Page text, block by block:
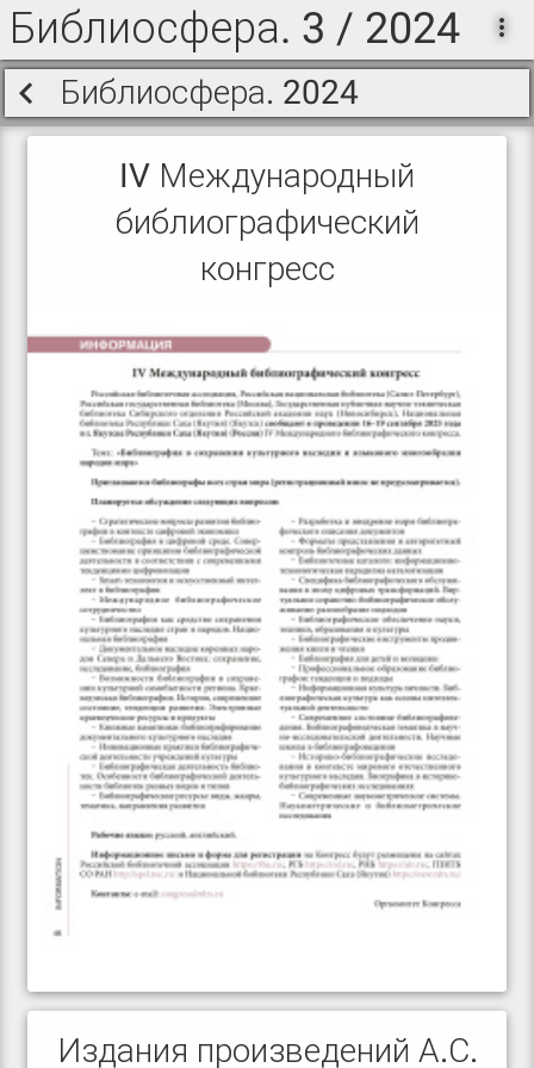
Библиосфера. 3 / 2024
Библиосфера. 2024
IV Международный
библиографический
конгресс
Издания произведений А.С.